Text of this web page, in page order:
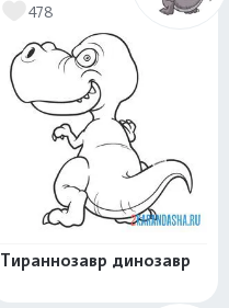
478
Тираннозавр динозавр